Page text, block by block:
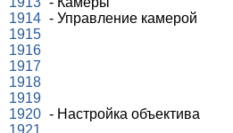
1914 - Управление камерой
1915
1916
1917
1918
1919
1920 - Настройка объектива
1921